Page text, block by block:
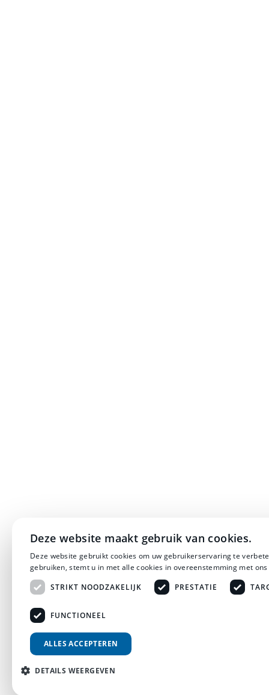
Deze website maakt gebruik van cookies.
Deze website gebruikt cookies om uw gebruikerservaring te
gebruiken, stemt u in met alle cookies in overeenstemming met
STRIKT NOODZAKELIJK
PRESTATIE
FUNCTIONEEL
ALLES ACCEPTEREN
DETAILS WEERGEVEN